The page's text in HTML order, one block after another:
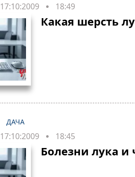
17:10:2009 18:49
Какая шерсть
ДАЧА
17:10:2009 18:45
Болезни лука и